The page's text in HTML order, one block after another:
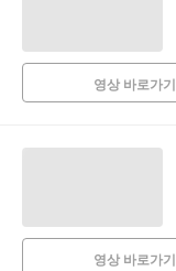
영상 바로가기
영상 바로가기